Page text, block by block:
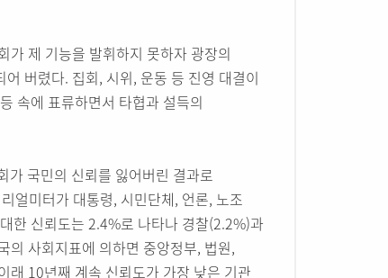
가 제 기능을 발휘하지 못하자 광장의
버렸다. 집회, 시위, 운동 등 진영 대결이
속에 표류하면서 타협과 설득의
가 국민의 신뢰를 잃어버린 결과로
얼미터가 대통령, 시민단체, 언론, 노조
한 신뢰도는 2.4%로 나타나 경찰(2.2%)과
의 사회지표에 의하면 중앙정부, 법원,
래 10년째 계속 신뢰도가 가장 낮은 기관